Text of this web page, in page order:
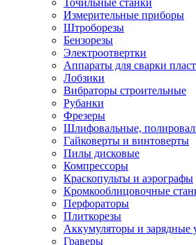
Точильные станки
Измерительные приборы
Штроборезы
Бензорезы
Электроотвертки
Аппараты для сварки
Лобзики
Вибраторы строительные
Рубанки
Фрезеры
Шлифовальные,
Гайковерты и винтоверты
Пилы дисковые
Компрессоры
Краскопульты и аэрографы
Кромкооблицовочные
Перфораторы
Плиткорезы
Аккумуляторы и зарядные
Граверы